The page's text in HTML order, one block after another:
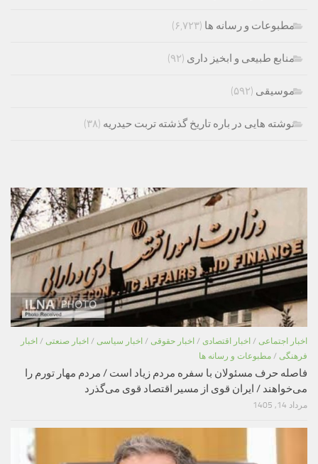
مطبوعات و رسانه ها (۶,۷۲۳)
منابع طبیعی و ابخیز داری (۹۲)
موسیقی (۵۹۲)
نوشته هایی در باره تاریخ گذشته تربت حیدریه (۳۸)
اخبار اجتماعی / اخبار اقتصادی / اخبار حقوقی / اخبار سیاسی / اخبار صنعتی / اخبار
فرهنگی / مطبوعات و رسانه ها
فاصله حرف مسئولان با سفره مردم زیاد است / مردم مهار تورم را
می‌خواهند / ایران قوی از مسیر اقتصاد قوی می‌گذرد
مرداد 14, 1405